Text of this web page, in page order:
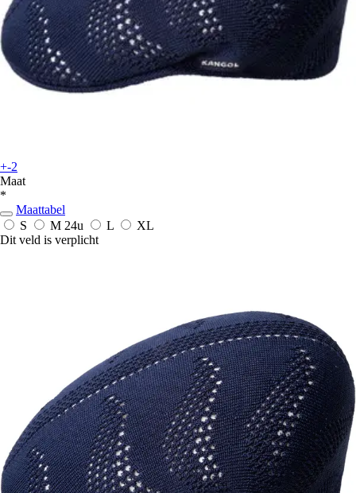
+-2
Maat
*
Maattabel
S
M 24u L
XL
Dit veld is verplicht